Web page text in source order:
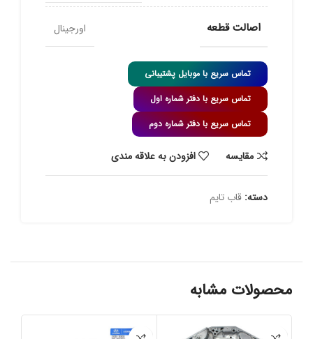
اصالت قطعه اورجینال
تماس سریع با موبایل پشتیبانی
تماس سریع با دفتر شماره اول
تماس سریع با دفتر شماره دوم
مقايسه افزودن به علاقه مندی
دسته: قاب تایم
محصولات مشابه